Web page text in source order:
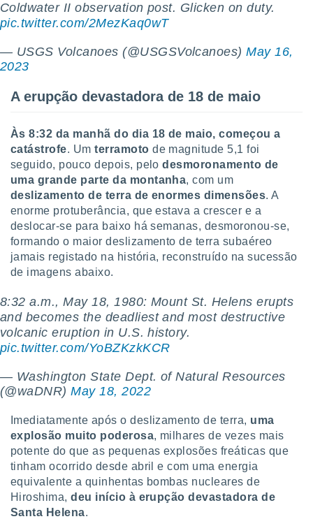
Coldwater II observation post. Glicken on duty.
pic.twitter.com/2MezKaq0wT
— USGS Volcanoes (@USGSVolcanoes)May 16,
2023
A erupção devastadora de 18 de maio
Às 8:32 da manhã do dia 18 de maio, começou a
catástrofe. Umterramoto de magnitude 5,1 foi
seguido, pouco depois, pelodesmoronamento de
uma grande parte da montanha, com um
deslizamento de terra de enormes dimensões. A
enorme protuberância, que estava a crescer e a
deslocar-se para baixo há semanas, desmoronou-se,
formando o maior deslizamento de terra subaéreo
jamais registado na história, reconstruído na sucessão
de imagens abaixo.
8:32 a.m., May 18, 1980: Mount St. Helens erupts
and becomes the deadliest and most destructive
volcanic eruption in U.S. history.
pic.twitter.com/YoBZKzkKCR
— Washington State Dept. of Natural Resources
(@waDNR)May 18, 2022
Imediatamente após o deslizamento de terra, uma
explosão muito poderosa, milhares de vezes mais
potente do que as pequenas explosões freáticas que
tinham ocorrido desde abril e com uma energia
equivalente a quinhentas bombas nucleares de
Hiroshima,deu início à erupção devastadora de
Santa Helena.